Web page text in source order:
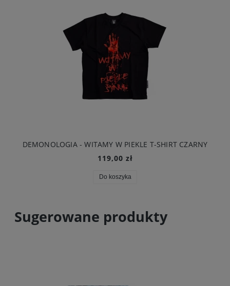
DEMONOLOGIA - WITAMY W PIEKLE T-SHIRT CZARNY
119,00 zł
Do koszyka
Sugerowane produkty